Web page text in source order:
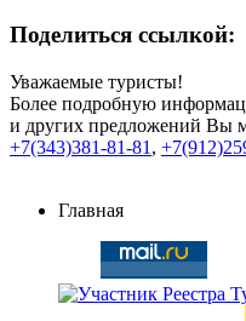
Поделиться ссылкой:
Уважаемые туристы!
Более подробную
и других предложений Вы
+7(343)381-81-81 ,
Главная